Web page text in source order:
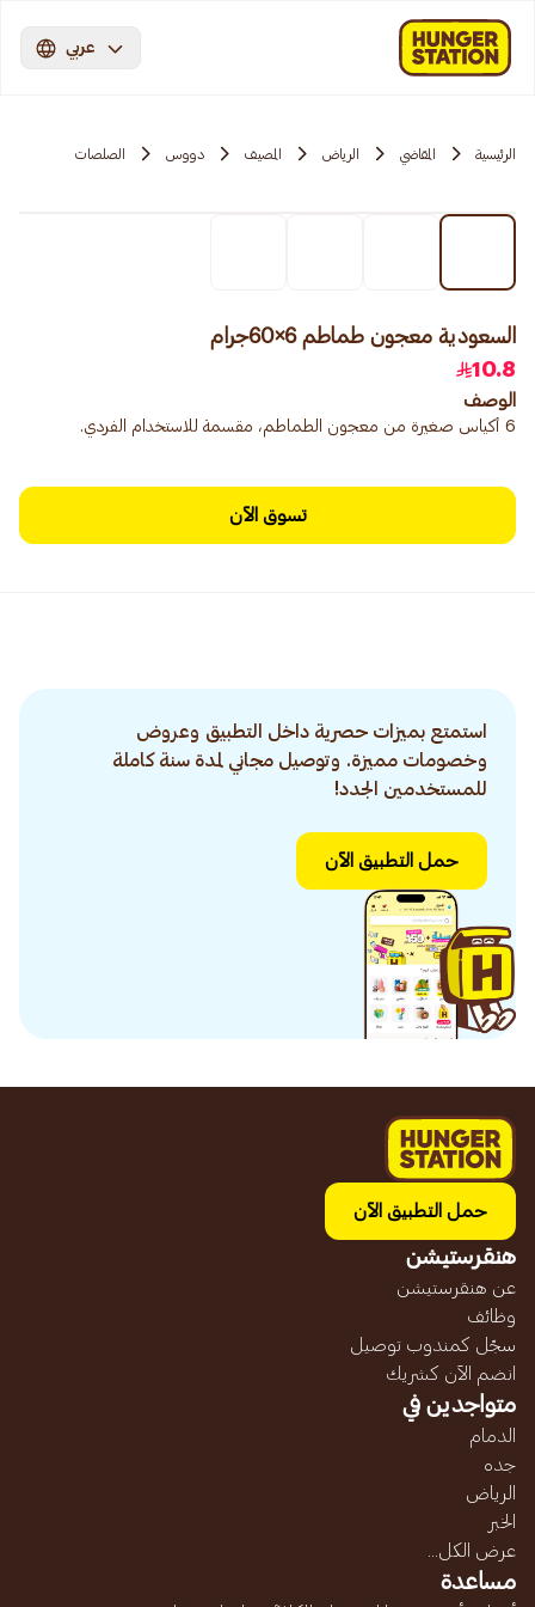
عربي
الرئيسية المقاضي الرياض المصيف دووس الصلصات
السعودية معجون طماطم 6×60جرام
10.8
الوصف
6 أكياس صغيرة من معجون الطماطم، مقسمة للاستخدام الفردي.
تسوق الآن
استمتع بميزات حصرية داخل التطبيق وعروض
وخصومات مميزة. وتوصيل مجاني لمدة سنة كاملة
للمستخدمين الجدد!
حمل التطبيق الآن
حمل التطبيق الآن
هنقرستيشن
عن هنقرستيشن
وظائف
سجّل كمندوب توصيل
انضم الآن كشريك
متواجدين في
الدمام
جده
الرياض
الخبر
عرض الكل...
مساعدة